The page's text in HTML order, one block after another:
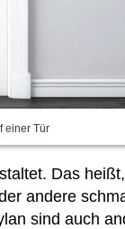
einer Tür
Das
andere
sind auch